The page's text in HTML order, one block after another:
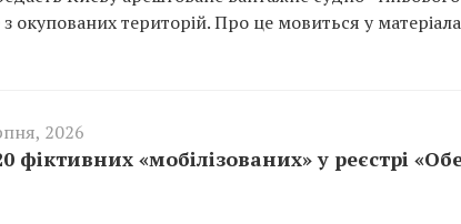
окупованих територій. Про це мовиться у
2026
фіктивних «мобілізованих» у реєстрі